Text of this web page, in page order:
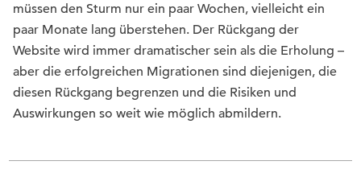
müssen den Sturm nur ein paar Wochen, vielleicht ein
paar Monate lang überstehen. Der Rückgang der
Website wird immer dramatischer sein als die Erholung –
aber die erfolgreichen Migrationen sind diejenigen, die
diesen Rückgang begrenzen und die Risiken und
Auswirkungen so weit wie möglich abmildern.